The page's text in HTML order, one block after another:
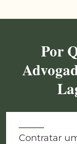
Por
Contratar